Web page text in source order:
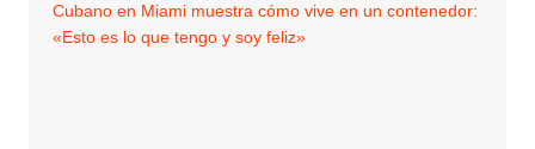
Cubano en Miami muestra cómo vive en un contenedor:
«Esto es lo que tengo y soy feliz»